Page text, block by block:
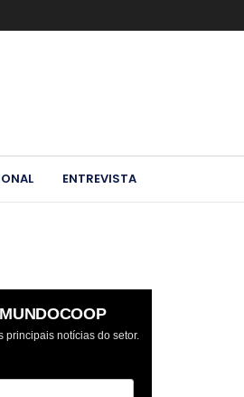
ENTREVISTA
principais notícias do setor.